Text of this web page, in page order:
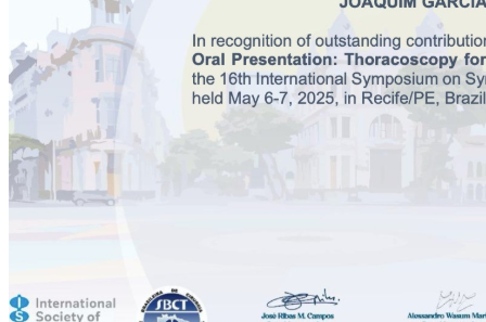
Home
Hiperhidrosis
Transpiración de Manos
Transpiración de Axilas
Transpiración de Cara
Transpiración de Pies
Eritrofobia
Cirugías
Transpiración de Pies
Novedades